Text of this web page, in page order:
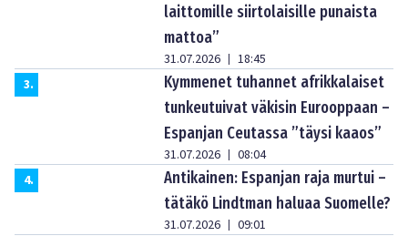
laittomille siirtolaisille punaista
mattoa”
31.07.2026 | 18:45
3.
Kymmenet tuhannet afrikkalaiset
tunkeutuivat väkisin Eurooppaan –
Espanjan Ceutassa ”täysi kaaos”
31.07.2026 | 08:04
4.
Antikainen: Espanjan raja murtui –
tätäkö Lindtman haluaa Suomelle?
31.07.2026 | 09:01